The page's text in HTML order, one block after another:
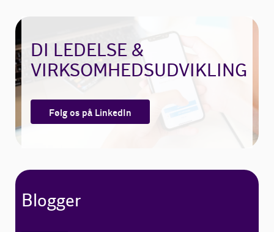
DI LEDELSE &
VIRKSOMHEDSUDVIKLING
Følg os på LinkedIn
Blogger